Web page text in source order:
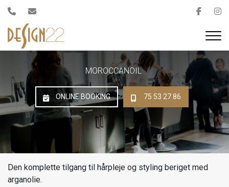
Gå
hovedindhold
MOROCCANOIL
ONLINE BOOKING 75 53 27 86
Den komplette tilgang til hårpleje og styling beriget med
arganolie.